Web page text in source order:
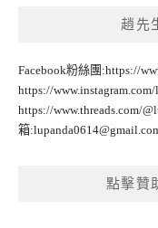
趙先
Facebook粉絲團:https://
https://
https://www.threads.com/
箱:
點擊贊